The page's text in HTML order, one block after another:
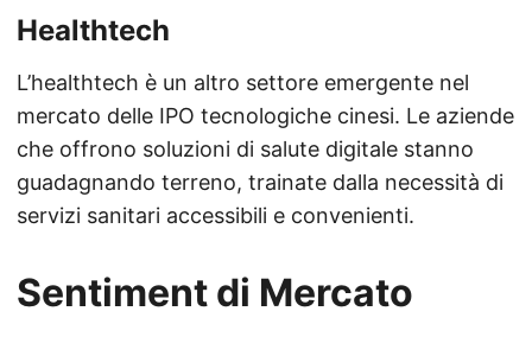
Healthtech
L’healthtech è un altro settore emergente nel
mercato delle IPO tecnologiche cinesi. Le aziende
che offrono soluzioni di salute digitale stanno
guadagnando terreno, trainate dalla necessità di
servizi sanitari accessibili e convenienti.
Sentiment di Mercato